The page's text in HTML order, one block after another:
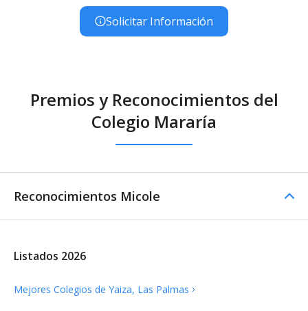
Solicitar Información
Premios y Reconocimientos del
Colegio Mararía
Reconocimientos Micole
Listados 2026
Mejores Colegios de Yaiza, Las Palmas